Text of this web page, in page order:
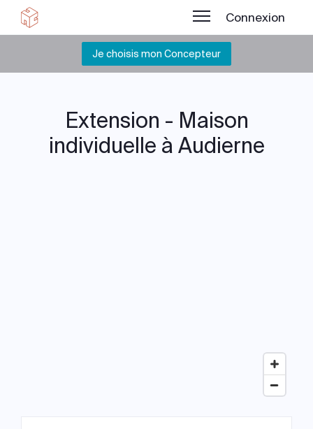
Connexion
Je choisis mon Concepteur
Extension - Maison
individuelle à Audierne